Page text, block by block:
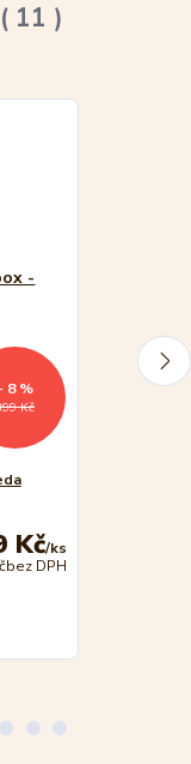
11
Kč
8 %
Kč/ks
bez DPH